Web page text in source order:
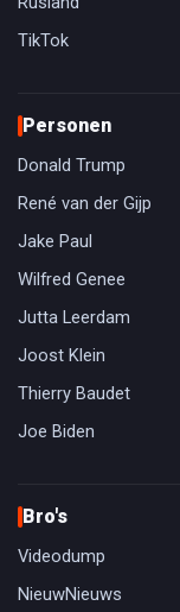
TikTok
Personen
Donald Trump
René van der Gijp
Jake Paul
Wilfred Genee
Jutta Leerdam
Joost Klein
Thierry Baudet
Joe Biden
Bro's
Videodump
NieuwNieuws